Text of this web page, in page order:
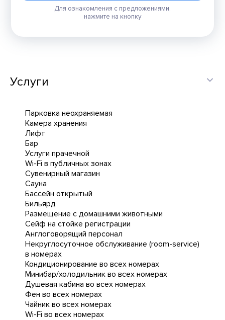
Для ознакомления с предложениями,
нажмите на кнопку
Услуги
Парковка неохраняемая
Камера хранения
Лифт
Бар
Услуги прачечной
Wi-Fi в публичных зонах
Сувенирный магазин
Сауна
Бассейн открытый
Бильярд
Размещение с домашними животными
Сейф на стойке регистрации
Англоговорящий персонал
Некруглосуточное обслуживание (room-service)
в номерах
Кондиционирование во всех номерах
Минибар/холодильник во всех номерах
Душевая кабина во всех номерах
Фен во всех номерах
Чайник во всех номерах
Wi-Fi во всех номерах